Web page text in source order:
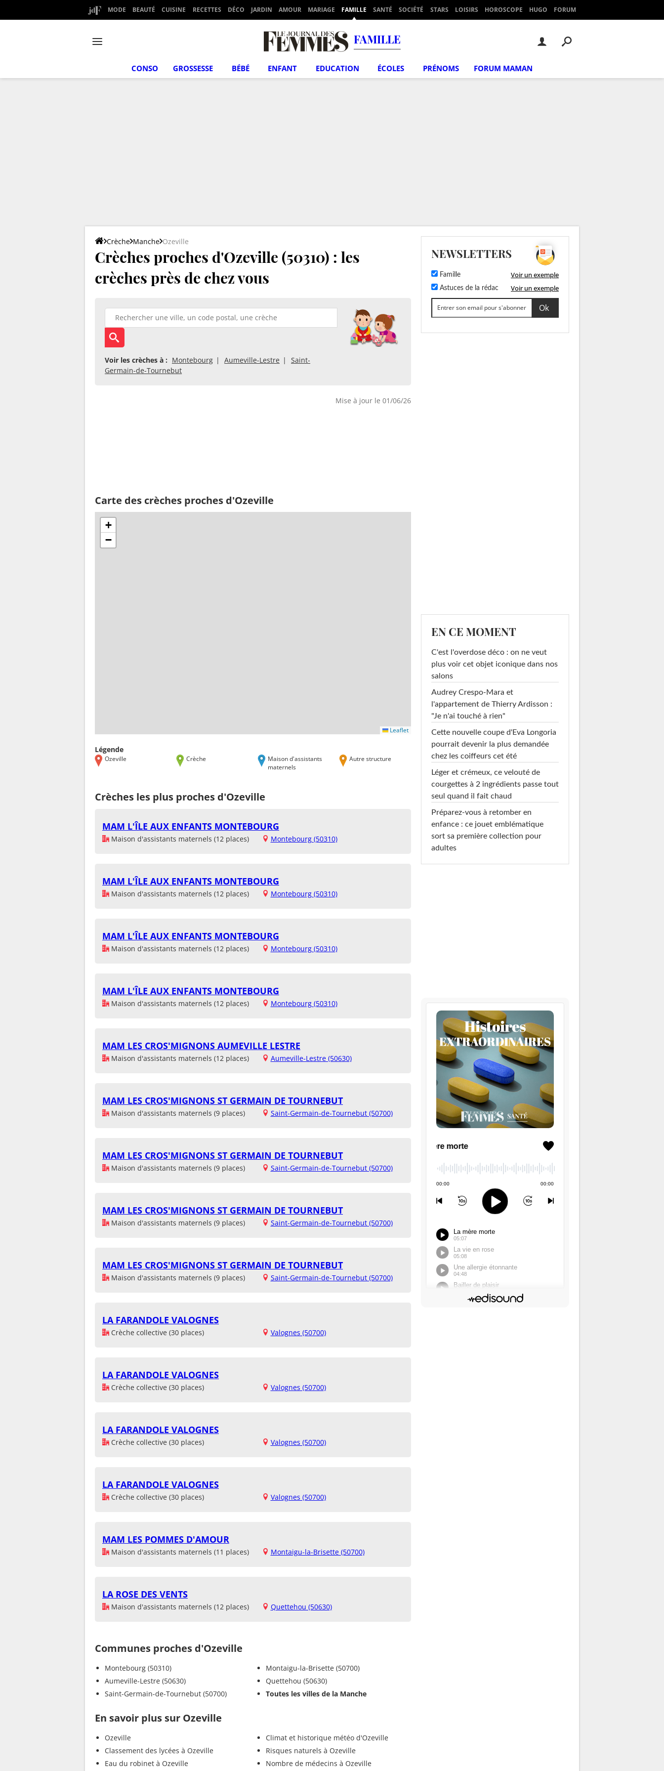
MODE BEAUTÉ CUISINE RECETTES DÉCO JARDIN AMOUR MARIAGE FAMILLE SANTÉ SOCIÉTÉ STARS LOISIRS HOROSCOPE HUGO FORUM
FAMILLE
CONSO GROSSESSE BÉBÉ ENFANT EDUCATION ÉCOLES PRÉNOMS FORUM MAMAN
Crèche Manche Ozeville
Crèches proches d'Ozeville (50310) : les
crèches près de chez vous
Voir les crèches à : Montebourg Aumeville-Lestre
Saint-
Germain-de-Tournebut
Mise à jour le 01/06/26
Carte des crèches proches d'Ozeville
+
−
Leaflet
Légende
Ozeville Crèche
Maison d'assistants
maternels
Autre structure
Crèches les plus proches d'Ozeville
MAM L'ÎLE AUX ENFANTS MONTEBOURG
Maison d'assistants maternels (12 places) Montebourg (50310)
MAM L'ÎLE AUX ENFANTS MONTEBOURG
Maison d'assistants maternels (12 places) Montebourg (50310)
MAM L'ÎLE AUX ENFANTS MONTEBOURG
Maison d'assistants maternels (12 places) Montebourg (50310)
MAM L'ÎLE AUX ENFANTS MONTEBOURG
Maison d'assistants maternels (12 places) Montebourg (50310)
MAM LES CROS'MIGNONS AUMEVILLE LESTRE
Maison d'assistants maternels (12 places) Aumeville-Lestre (50630)
MAM LES CROS'MIGNONS ST GERMAIN DE TOURNEBUT
Maison d'assistants maternels (9 places) Saint-Germain-de-Tournebut (50700)
MAM LES CROS'MIGNONS ST GERMAIN DE TOURNEBUT
Maison d'assistants maternels (9 places) Saint-Germain-de-Tournebut (50700)
MAM LES CROS'MIGNONS ST GERMAIN DE TOURNEBUT
Maison d'assistants maternels (9 places) Saint-Germain-de-Tournebut (50700)
MAM LES CROS'MIGNONS ST GERMAIN DE TOURNEBUT
Maison d'assistants maternels (9 places) Saint-Germain-de-Tournebut (50700)
LA FARANDOLE VALOGNES
Crèche collective (30 places) Valognes (50700)
LA FARANDOLE VALOGNES
Crèche collective (30 places) Valognes (50700)
LA FARANDOLE VALOGNES
Crèche collective (30 places) Valognes (50700)
LA FARANDOLE VALOGNES
Crèche collective (30 places) Valognes (50700)
MAM LES POMMES D'AMOUR
Maison d'assistants maternels (11 places) Montaigu-la-Brisette (50700)
LA ROSE DES VENTS
Maison d'assistants maternels (12 places) Quettehou (50630)
Communes proches d'Ozeville
Montebourg (50310)
Aumeville-Lestre (50630)
Saint-Germain-de-Tournebut (50700)
Montaigu-la-Brisette (50700)
Quettehou (50630)
Toutes les villes de la Manche
En savoir plus sur Ozeville
Ozeville
Classement des lycées à Ozeville
Eau du robinet à Ozeville
Climat et historique météo d'Ozeville
Risques naturels à Ozeville
Nombre de médecins à Ozeville
NEWSLETTERS
Famille Voir un exemple
Astuces de la rédac Voir un exemple
EN CE MOMENT
C'est l'overdose déco : on ne veut
plus voir cet objet iconique dans nos
salons
Audrey Crespo-Mara et
l'appartement de Thierry Ardisson :
"Je n'ai touché à rien"
Cette nouvelle coupe d'Eva Longoria
pourrait devenir la plus demandée
chez les coiffeurs cet été
Léger et crémeux, ce velouté de
courgettes à 2 ingrédients passe tout
seul quand il fait chaud
Préparez-vous à retomber en
enfance : ce jouet emblématique
sort sa première collection pour
adultes